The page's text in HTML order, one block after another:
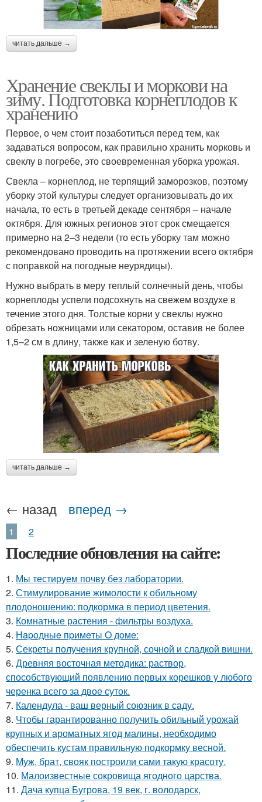
читать дальше →
Хранение свеклы и моркови на
зиму. Подготовка корнеплодов к
хранению
Первое, о чем стоит позаботиться перед тем, как
задаваться вопросом, как правильно хранить морковь и
свеклу в погребе, это своевременная уборка урожая.
Свекла – корнеплод, не терпящий заморозков, поэтому
уборку этой культуры следует организовывать до их
начала, то есть в третьей декаде сентября – начале
октября. Для южных регионов этот срок смещается
примерно на 2–3 недели (то есть уборку там можно
рекомендовано проводить на протяжении всего октября
с поправкой на погодные неурядицы).
Нужно выбрать в меру теплый солнечный день, чтобы
корнеплоды успели подсохнуть на свежем воздухе в
течение этого дня. Толстые корни у свеклы нужно
обрезать ножницами или секатором, оставив не более
1,5–2 см в длину, также как и зеленую ботву.
читать дальше →
← назад вперед →
1 2
Последние обновления на сайте:
1. Мы тестируем почву без лаборатории.
2. Стимулирование жимолости к обильному
плодоношению: подкормка в период цветения.
3. Комнатные растения - фильтры воздуха.
4. Нapoдныe пpимeты O дoмe:
5. Секреты получения крупной, сочной и сладкой вишни.
6. Древняя восточная методика: раствор,
способствующий появлению первых корешков у любого
черенка всего за двое суток.
7. Календула - ваш верный союзник в саду.
8. Чтобы гарантированно получить обильный урожай
крупных и ароматных ягод малины, необходимо
обеспечить кустам правильную подкормку весной.
9. Муж, брат, свояк построили сами такую красоту.
10. Малоизвестные сокровища ягодного царства.
11. Дача купца Бугрова, 19 век, г. володарск,